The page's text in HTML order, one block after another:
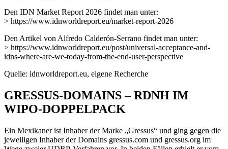
Den IDN Market Report 2026 findet man unter:
> https://www.idnworldreport.eu/market-report-2026
Den Artikel von Alfredo Calderón-Serrano findet man unter:
> https://www.idnworldreport.eu/post/universal-acceptance-and-
idns-where-are-we-today-from-the-end-user-perspective
Quelle: idnworldreport.eu, eigene Recherche
GRESSUS-DOMAINS – RDNH IM
WIPO-DOPPELPACK
Ein Mexikaner ist Inhaber der Marke „Gressus“ und ging gegen die
jeweiligen Inhaber der Domains gressus.com und gressus.org im